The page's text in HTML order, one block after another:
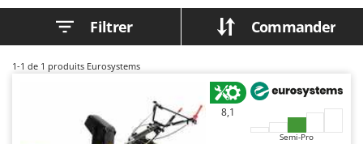
Bennes pour tracteur
Brosses pour sols extérieurs
Brouettes à moteur
Broyeurs à axe horizontal pour tracteur
Broyeurs de branches et végétaux
Butteurs pour tracteur
Ariete
Artus
Ausonia
Filtrer Commander
1-1 de 1 produits Eurosystems
8,1
Semi-Pro